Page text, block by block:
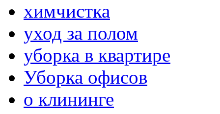
химчистка
уход за полом
уборка в квартире
Уборка офисов
о клининге